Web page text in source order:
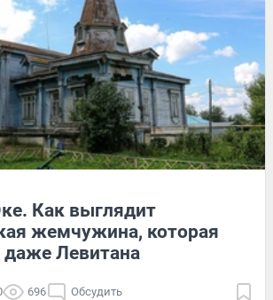
Как выглядит
жемчужина, которая
даже Левитана
696 Обсудить